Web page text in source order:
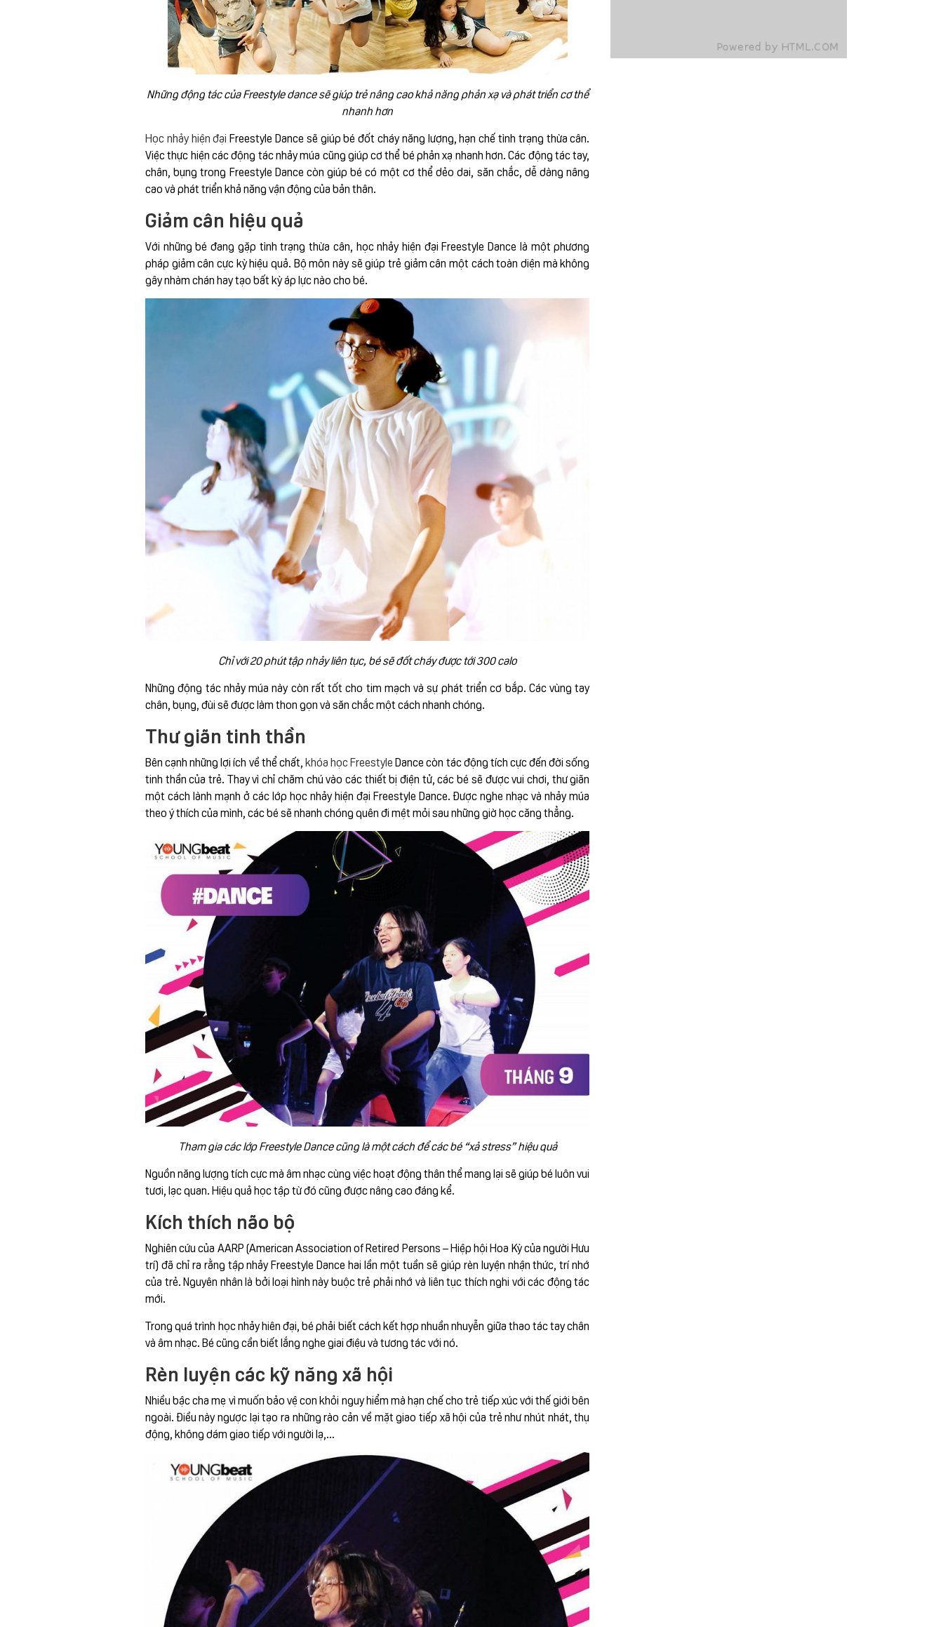
Những động tác của Freestyle dance sẽ giúp trẻ nâng cao khả năng phản xạ và phát triển cơ thể
nhanh hơn
Học nhảy hiện đại Freestyle Dance sẽ giúp bé đốt cháy năng lượng, hạn chế tình trạng thừa cân.
Việc thực hiện các động tác nhảy múa cũng giúp cơ thể bé phản xạ nhanh hơn. Các động tác tay,
chân, bụng trong Freestyle Dance còn giúp bé có một cơ thể dẻo dai, săn chắc, dễ dàng nâng
cao và phát triển khả năng vận động của bản thân.
Giảm cân hiệu quả
Với những bé đang gặp tình trạng thừa cân, học nhảy hiện đại Freestyle Dance là một phương
pháp giảm cân cực kỳ hiệu quả. Bộ môn này sẽ giúp trẻ giảm cân một cách toàn diện mà không
gây nhàm chán hay tạo bất kỳ áp lực nào cho bé.
Chỉ với 20 phút tập nhảy liên tục, bé sẽ đốt cháy được tới 300 calo
Những động tác nhảy múa này còn rất tốt cho tim mạch và sự phát triển cơ bắp. Các vùng tay
chân, bụng, đùi sẽ được làm thon gọn và săn chắc một cách nhanh chóng.
Thư giãn tinh thần
Bên cạnh những lợi ích về thể chất, khóa học FreestyleDance còn tác động tích cực đến đời sống
tinh thần của trẻ. Thay vì chỉ chăm chú vào các thiết bị điện tử, các bé sẽ được vui chơi, thư giãn
một cách lành mạnh ở các lớp học nhảy hiện đại Freestyle Dance. Được nghe nhạc và nhảy múa
theo ý thích của mình, các bé sẽ nhanh chóng quên đi mệt mỏi sau những giờ học căng thẳng.
Tham gia các lớp Freestyle Dance cũng là một cách để các bé “xả stress” hiệu quả
Nguồn năng lượng tích cực mà âm nhạc cùng việc hoạt động thân thể mang lại sẽ giúp bé luôn vui
tươi, lạc quan. Hiệu quả học tập từ đó cũng được nâng cao đáng kể.
Kích thích não bộ
Nghiên cứu của AARP (American Association of Retired Persons – Hiệp hội Hoa Kỳ của người Hưu
trí) đã chỉ ra rằng tập nhảy Freestyle Dance hai lần một tuần sẽ giúp rèn luyện nhận thức, trí nhớ
của trẻ. Nguyên nhân là bởi loại hình này buộc trẻ phải nhớ và liên tục thích nghi với các động tác
mới.
Trong quá trình học nhảy hiên đại, bé phải biết cách kết hợp nhuần nhuyễn giữa thao tác tay chân
và âm nhạc. Bé cũng cần biết lắng nghe giai điệu và tương tác với nó.
Rèn luyện các kỹ năng xã hội
Nhiều bậc cha mẹ vì muốn bảo vệ con khỏi nguy hiểm mà hạn chế cho trẻ tiếp xúc với thế giới bên
ngoài. Điều này ngược lại tạo ra những rào cản về mặt giao tiếp xã hội của trẻ như nhút nhát, thụ
động, không dám giao tiếp với người lạ,...